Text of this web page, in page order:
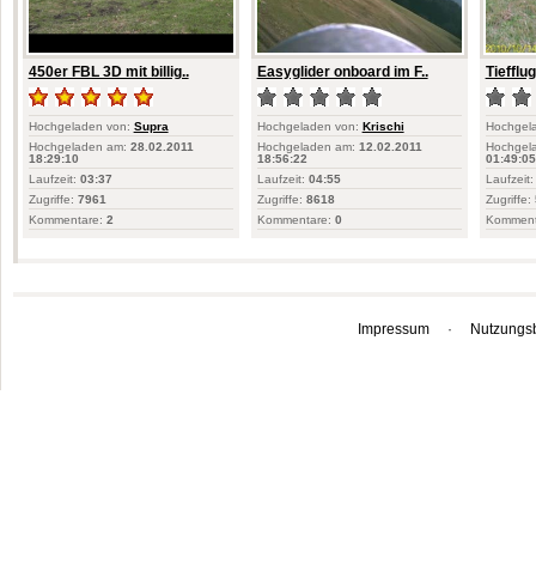
450er FBL 3D mit billig..
Hochgeladen von: Supra
Hochgeladen am: 28.02.2011
18:29:10
Laufzeit: 03:37
Zugriffe: 7961
Kommentare: 2
Easyglider onboard im F..
Hochgeladen von: Krischi
Hochgeladen am: 12.02.2011
18:56:22
Laufzeit: 04:55
Zugriffe: 8618
Kommentare: 0
01:49:05
Laufzeit:
Zugriffe:
Impressum ·